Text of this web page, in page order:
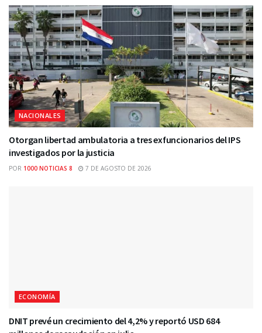
NACIONALES
Otorgan libertad ambulatoria a tres exfuncionarios del IPS
investigados por la justicia
POR 1000 NOTICIAS 8 7 DE AGOSTO DE 2026
ECONOMÍA
DNIT prevé un crecimiento del 4,2% y reportó USD 684